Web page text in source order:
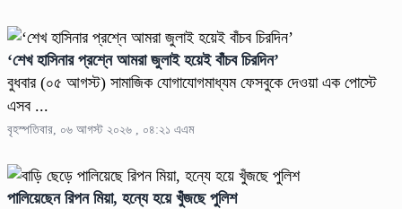
‘শেখ হাসিনার প্রশ্নে আমরা জুলাই হয়েই বাঁচব চিরদিন’
বুধবার (০৫ আগস্ট) সামাজিক যোগাযোগমাধ্যম ফেসবুকে দেওয়া এক পোস্টে
এসব ...
বৃহস্পতিবার, ০৬ আগস্ট ২০২৬ , ০৪:২১ এএম
পালিয়েছেন রিপন মিয়া, হন্যে হয়ে খুঁজছে পুলিশ